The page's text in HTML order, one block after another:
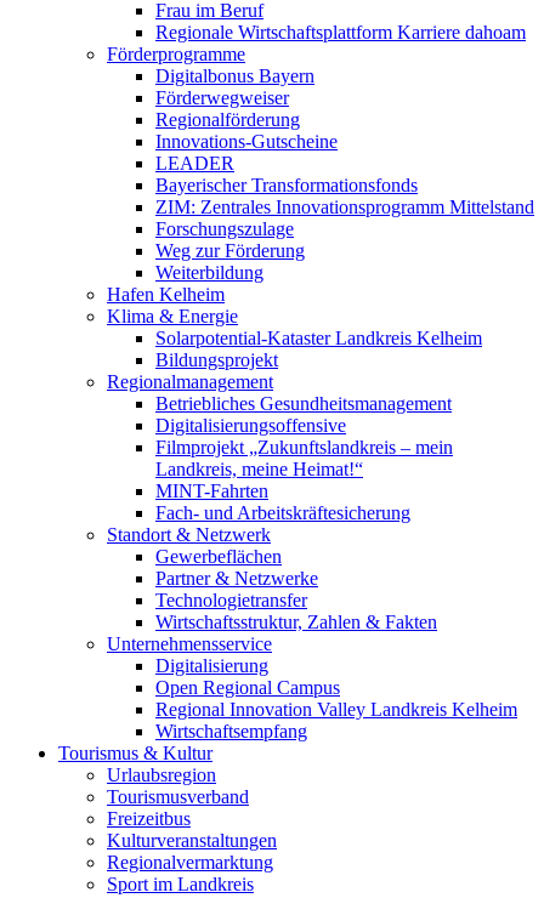
Frau im Beruf
Regionale Wirtschaftsplattform Karriere dahoam
Förderprogramme
Digitalbonus Bayern
Förderwegweiser
Regionalförderung
Innovations-Gutscheine
LEADER
Bayerischer Transformationsfonds
ZIM: Zentrales Innovationsprogramm Mittelstand
Forschungszulage
Weg zur Förderung
Weiterbildung
Hafen Kelheim
Klima & Energie
Solarpotential-Kataster Landkreis Kelheim
Bildungsprojekt
Regionalmanagement
Betriebliches Gesundheitsmanagement
Digitalisierungsoffensive
Filmprojekt „Zukunftslandkreis – mein
Landkreis, meine Heimat!“
MINT-Fahrten
Fach- und Arbeitskräftesicherung
Standort & Netzwerk
Gewerbeflächen
Partner & Netzwerke
Technologietransfer
Wirtschaftsstruktur, Zahlen & Fakten
Unternehmensservice
Digitalisierung
Open Regional Campus
Regional Innovation Valley Landkreis Kelheim
Wirtschaftsempfang
Tourismus & Kultur
Urlaubsregion
Tourismusverband
Freizeitbus
Kulturveranstaltungen
Regionalvermarktung
Sport im Landkreis